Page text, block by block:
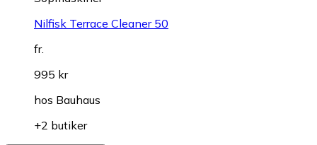
Nilfisk Terrace Cleaner 50
fr.
995 kr
hos Bauhaus
+2 butiker